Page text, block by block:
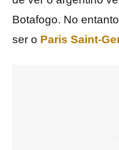
Botafogo. No
ser o Paris Saint-